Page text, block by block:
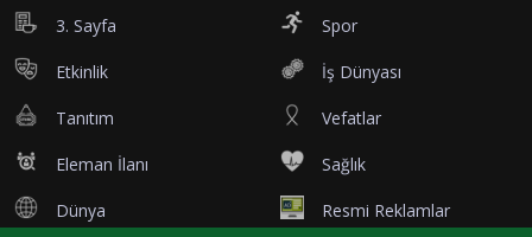
3. Sayfa Spor
Etkinlik İş Dünyası
Tanıtım Vefatlar
Eleman İlanı Sağlık
Dünya Resmi Reklamlar